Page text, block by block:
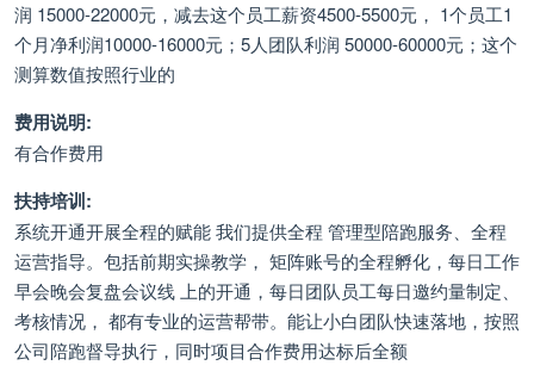
润 15000-22000元，减去这个员工薪资4500-5500元， 1个员工1
个月净利润10000-16000元；5人团队利润 50000-60000元；这个
测算数值按照行业的
费用说明:
有合作费用
扶持培训:
系统开通开展全程的赋能 我们提供全程 管理型陪跑服务、全程
运营指导。包括前期实操教学， 矩阵账号的全程孵化，每日工作
早会晚会复盘会议线 上的开通，每日团队员工每日邀约量制定、
考核情况， 都有专业的运营帮带。能让小白团队快速落地，按照
公司陪跑督导执行，同时项目合作费用达标后全额